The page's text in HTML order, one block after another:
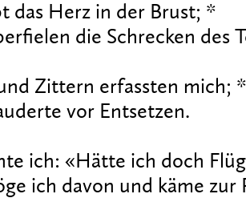
das Herz in der Brust; *
die Schrecken des
Zittern erfassten mich; *
vor Entsetzen.
ich: «Hätte ich doch
ich davon und käme zur